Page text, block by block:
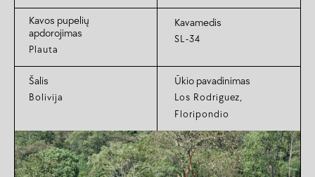
Kavos pupelių
apdorojimas
Plauta
Kavamedis
SL-34
Šalis
Bolivija
Ūkio pavadinimas
Los Rodriguez,
Floripondio